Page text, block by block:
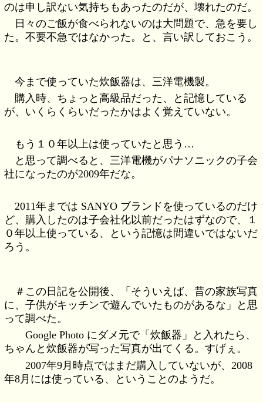
のは申し訳ない気持ちもあったのだが、壊れたのだ。
日々のご飯が食べられないのは大問題で、急を要し
た。不要不急ではなかった。と、言い訳しておこう。
今まで使っていた炊飯器は、三洋電機製。
購入時、ちょっと高級品だった、と記憶している
が、いくらくらいだったかはよく覚えていない。
もう１０年以上は使っていたと思う…
と思って調べると、三洋電機がパナソニックの子会
社になったのが2009年だな。
2011年までは SANYO ブランドを使っているのだけ
ど、購入したのは子会社化以前だったはずなので、１
０年以上使っている、という記憶は間違いではないだ
ろう。
＃この日記を公開後、「そういえば、昔の家族写真
に、子供がキッチンで遊んでいたものがあるな」と思
って調べた。
Google Photo にダメ元で「炊飯器」と入れたら、
ちゃんと炊飯器が写った写真が出てくる。すげぇ。
2007年9月時点ではまだ購入していないが、2008
年8月には使っている、ということのようだ。